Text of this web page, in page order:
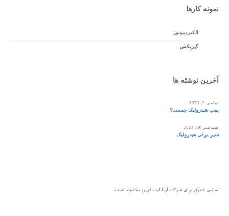
نمونه کارها
الکتروموتور
گیربکس
آخرین نوشته ها
نوامبر 7, 2023
پمپ هیدرولیک چیست؟
سپتامبر 30, 2023
شیر برقی هیدرولیک
تمامی حقوق برای شرکت آرتا ایده فرین محفوظ است.